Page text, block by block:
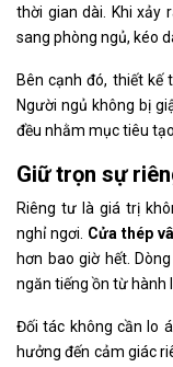
thời gian dài. Khi xảy
sang phòng ngủ, kéo
Bên cạnh đó, thiết kế
Người ngủ không bị
đều nhằm mục tiêu
Giữ trọn sự
Riêng tư là giá trị
nghỉ ngơi. Cửa thép
hơn bao giờ hết.
ngăn tiếng ồn từ hành
Đối tác không cần lo
hưởng đến cảm giác